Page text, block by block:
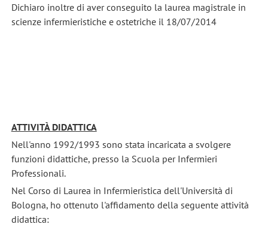
Dichiaro inoltre di aver conseguito la laurea magistrale in
scienze infermieristiche e ostetriche il 18/07/2014
ATTIVITÀ DIDATTICA
Nell'anno 1992/1993 sono stata incaricata a svolgere
funzioni didattiche, presso la Scuola per Infermieri
Professionali.
Nel Corso di Laurea in Infermieristica dell'Università di
Bologna, ho ottenuto l'affidamento della seguente attività
didattica: